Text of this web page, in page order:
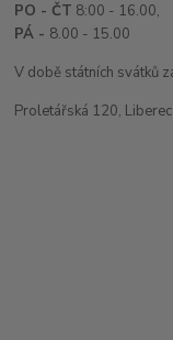
PO - ČT 8:00 - 16.00,
PÁ - 8.00 - 15.00
V době státních svátků
Proletářská 120,